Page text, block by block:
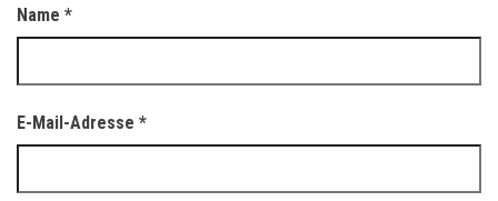
Name *
E-Mail-Adresse *